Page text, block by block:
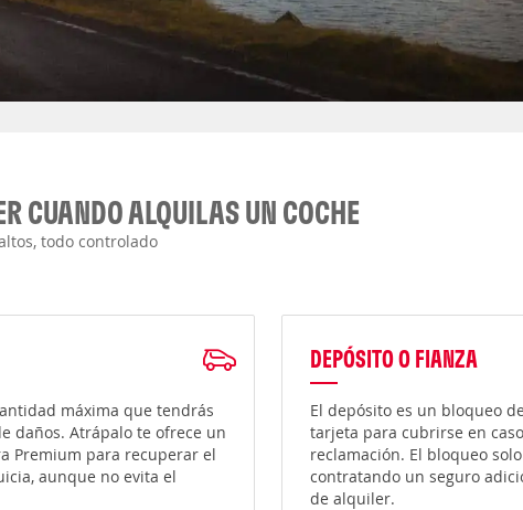
CUANDO ALQUILAS UN COCHE
todo controlado
máxima que tendrás
daños. Atrápalo te ofrece un
Premium para recuperar el
aunque no evita el
DEPÓSITO O FIANZA
El depósito es un bloqueo
tarjeta para cubrirse en
reclamación. El bloqueo
contratando un seguro
de alquiler.